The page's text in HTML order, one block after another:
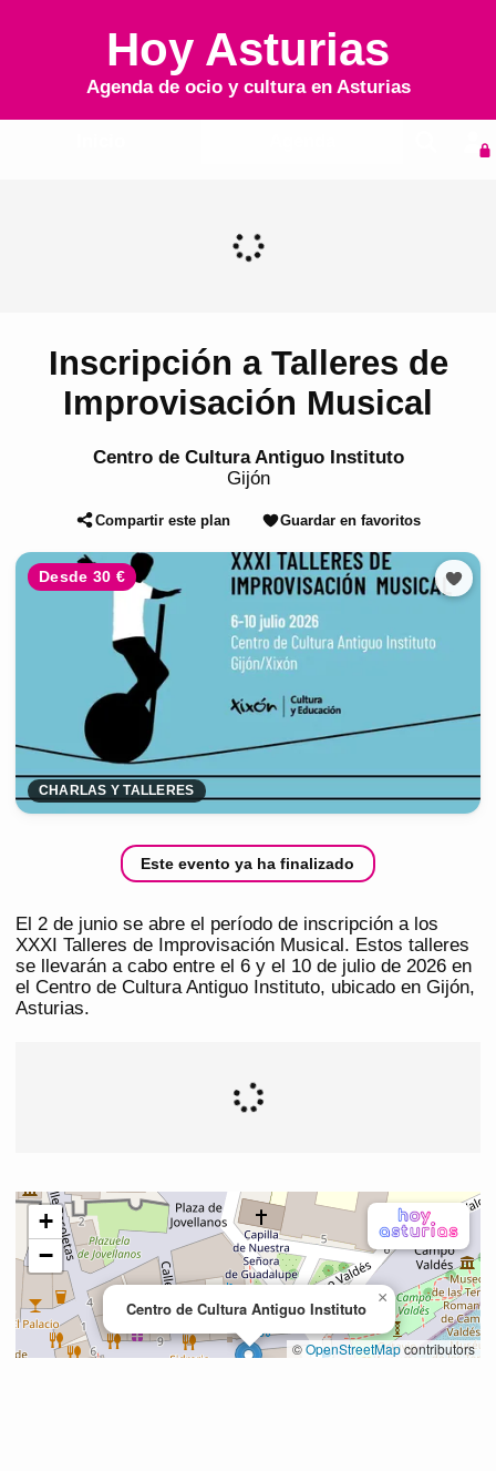
Hoy Asturias
Agenda de ocio y cultura en Asturias
Inscripción a Talleres de
Improvisación Musical
Centro de Cultura Antiguo Instituto
Gijón
Compartir este plan Guardar en favoritos
Desde 30 €
CHARLAS Y TALLERES
Este evento ya ha finalizado
El 2 de junio se abre el período de inscripción a los
XXXI Talleres de Improvisación Musical. Estos talleres
se llevarán a cabo entre el 6 y el 10 de julio de 2026 en
el Centro de Cultura Antiguo Instituto, ubicado en Gijón,
Asturias.